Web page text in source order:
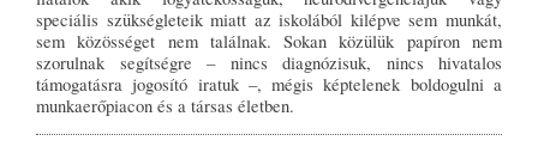
speciális szükségleteik miatt az iskolából kilépve sem munkát,
sem közösséget nem találnak. Sokan közülük papíron nem
szorulnak segítségre – nincs diagnózisuk, nincs hivatalos
támogatásra jogosító iratuk –, mégis képtelenek boldogulni a
munkaerőpiacon és a társas életben.